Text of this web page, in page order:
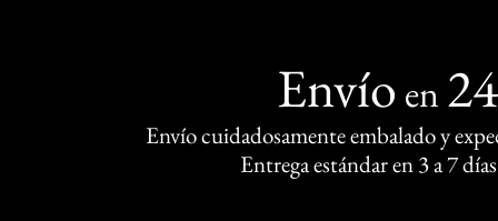
Envío en
Envío cuidadosamente embalado y
Entrega estándar en 3 a 7